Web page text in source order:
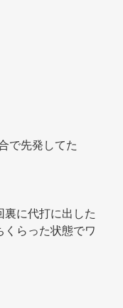
で先発してた
に代打に出した
らった状態でワ